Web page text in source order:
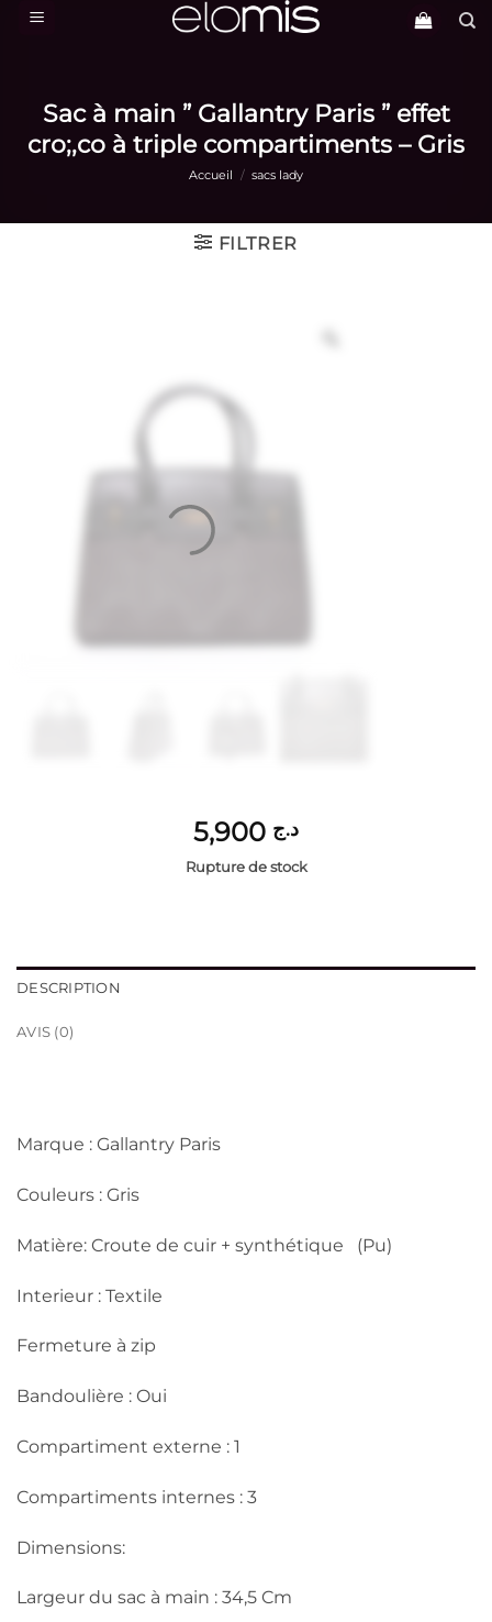
Passer
Sac à main ” Gallantry Paris ” effet
cro;,co à triple compartiments – Gris
Accueil / sacs lady
FILTRER
د.ج
Rupture de stock
DESCRIPTION
AVIS (0)
Marque : Gallantry Paris
Couleurs : Gris
Matière: Croute de cuir + synthétique (Pu)
Interieur : Textile
Fermeture à zip
Bandoulière : Oui
Compartiment externe : 1
Compartiments internes : 3
Dimensions:
Largeur du sac à main : 34,5 Cm